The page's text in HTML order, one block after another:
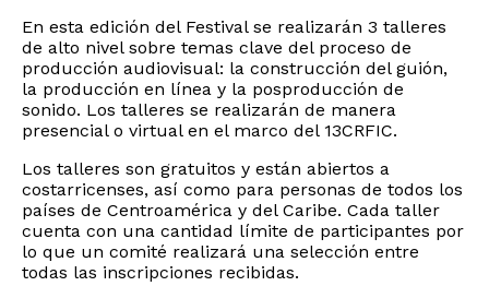
En esta edición del Festival se realizarán 3 talleres
de alto nivel sobre temas clave del proceso de
producción audiovisual: la construcción del guión,
la producción en línea y la posproducción de
sonido. Los talleres se realizarán de manera
presencial o virtual en el marco del 13CRFIC.
Los talleres son gratuitos y están abiertos a
costarricenses, así como para personas de todos los
países de Centroamérica y del Caribe. Cada taller
cuenta con una cantidad límite de participantes por
lo que un comité realizará una selección entre
todas las inscripciones recibidas.